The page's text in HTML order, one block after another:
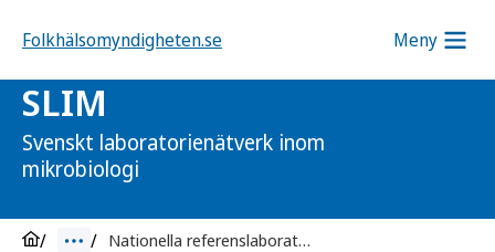
Folkhälsomyndigheten.se Meny
SLIM
Svenskt laboratorienätverk inom
mikrobiologi
Nationella referenslaboratorier för hantavirus och sindbisvirus